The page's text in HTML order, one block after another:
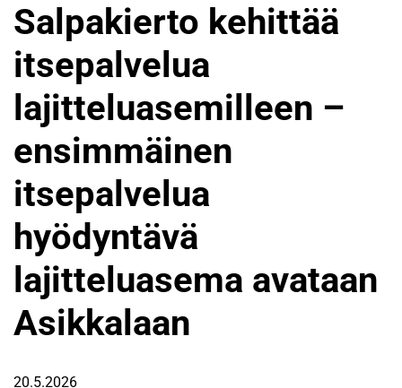
Salpakierto kehittää
itsepalvelua
lajitteluasemilleen –
ensimmäinen
itsepalvelua
hyödyntävä
lajitteluasema avataan
Asikkalaan
20.5.2026